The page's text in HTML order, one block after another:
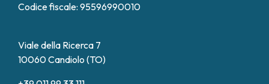
Codice fiscale: 95596990010
Viale della Ricerca 7
10060 Candiolo (TO)